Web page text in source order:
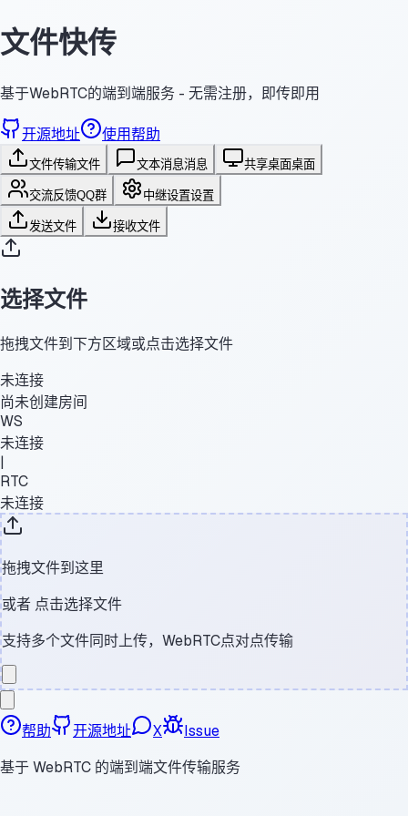
文件快传
基于WebRTC的端到端服务 - 无需注册，即传即用
开源地址 使用帮助
文件传输文件 文本消息消息 共享桌面桌面
交流反馈QQ群 中继设置设置
发送文件 接收文件
选择文件
拖拽文件到下方区域或点击选择文件
未连接
尚未创建房间
WS
未连接
|
RTC
未连接
拖拽文件到这里
或者 点击选择文件
支持多个文件同时上传，WebRTC点对点传输
帮助 开源地址 X
Issue
基于 WebRTC 的端到端文件传输服务